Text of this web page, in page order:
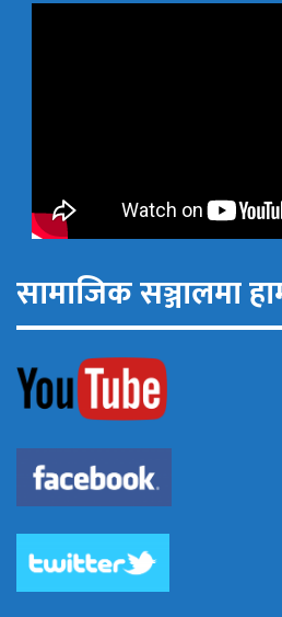
सामाजिक सञ्जालमा